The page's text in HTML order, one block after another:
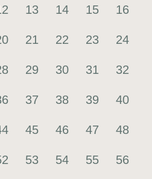
13 14 15 16
21 22 23 24
29 30 31 32
37 38 39 40
45 46 47 48
53 54 55 56